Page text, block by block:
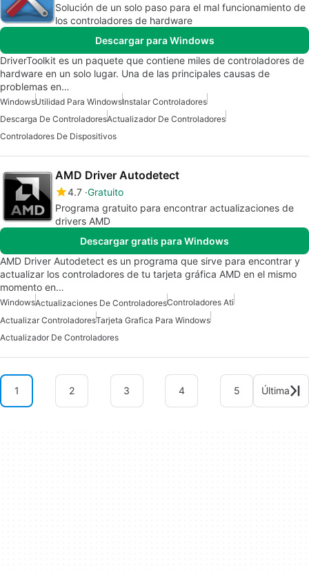
Solución de un solo paso para el mal funcionamiento de
los controladores de hardware
Descargar para Windows
DriverToolkit es un paquete que contiene miles de controladores de
hardware en un solo lugar. Una de las principales causas de
problemas en…
WindowsUtilidad Para WindowsInstalar Controladores
Descarga De ControladoresActualizador De Controladores
Controladores De Dispositivos
AMD Driver Autodetect
4.7 Gratuito
Programa gratuito para encontrar actualizaciones de
drivers AMD
Descargar gratis para Windows
AMD Driver Autodetect es un programa que sirve para encontrar y
actualizar los controladores de tu tarjeta gráfica AMD en el mismo
momento en…
WindowsActualizaciones De ControladoresControladores Ati
Actualizar ControladoresTarjeta Grafica Para Windows
Actualizador De Controladores
1 2 3 4 5 Última